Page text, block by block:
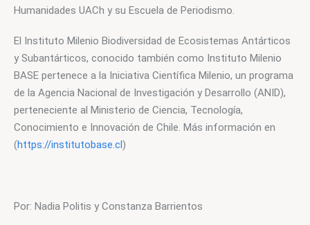
Humanidades UACh y su Escuela de Periodismo.
El Instituto Milenio Biodiversidad de Ecosistemas Antárticos
y Subantárticos, conocido también como Instituto Milenio
BASE pertenece a la Iniciativa Científica Milenio, un programa
de la Agencia Nacional de Investigación y Desarrollo (ANID),
perteneciente al Ministerio de Ciencia, Tecnología,
Conocimiento e Innovación de Chile. Más información en
(https://institutobase.cl)
Por: Nadia Politis y Constanza Barrientos